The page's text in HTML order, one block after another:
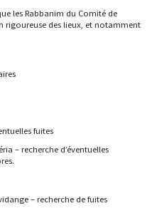
les Rabbanim du Comité de
rigoureuse des lieux, et notamment
fuites
– recherche d’éventuelles
– recherche de fuites